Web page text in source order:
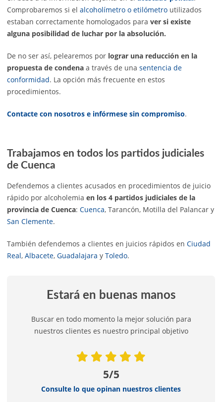
Comprobaremos si el alcoholímetro o etilómetro utilizados
estaban correctamente homologados para ver si existe
alguna posibilidad de luchar por la absolución.
De no ser así, pelearemos por lograr una reducción en la
propuesta de condena a través de una sentencia de
conformidad. La opción más frecuente en estos
procedimientos.
Contacte con nosotros e infórmese sin compromiso.
Trabajamos en todos los partidos judiciales
de Cuenca
Defendemos a clientes acusados en procedimientos de juicio
rápido por alcoholemia en los 4 partidos judiciales de la
provincia de Cuenca: Cuenca, Tarancón, Motilla del Palancar y
San Clemente.
También defendemos a clientes en juicios rápidos en Ciudad
Real, Albacete, Guadalajara y Toledo.
Estará en buenas manos
Buscar en todo momento la mejor solución para
nuestros clientes es nuestro principal objetivo
5/5
Consulte lo que opinan nuestros clientes